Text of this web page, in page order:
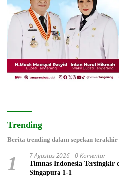
Trending
Berita trending dalam sepekan terakhir
1 7 Agustus 2026 0 Komentar
Timnas Indonesia Tersingkir
Singapura 1-1